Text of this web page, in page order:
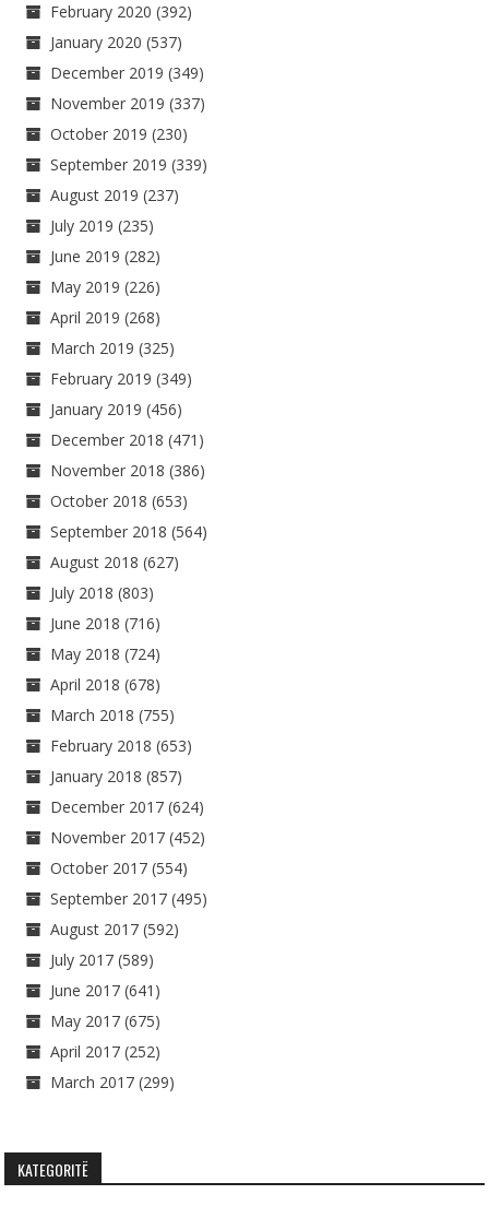
February 2020 (392)
January 2020 (537)
December 2019 (349)
November 2019 (337)
October 2019 (230)
September 2019 (339)
August 2019 (237)
July 2019 (235)
June 2019 (282)
May 2019 (226)
April 2019 (268)
March 2019 (325)
February 2019 (349)
January 2019 (456)
December 2018 (471)
November 2018 (386)
October 2018 (653)
September 2018 (564)
August 2018 (627)
July 2018 (803)
June 2018 (716)
May 2018 (724)
April 2018 (678)
March 2018 (755)
February 2018 (653)
January 2018 (857)
December 2017 (624)
November 2017 (452)
October 2017 (554)
September 2017 (495)
August 2017 (592)
July 2017 (589)
June 2017 (641)
May 2017 (675)
April 2017 (252)
March 2017 (299)
KATEGORITË